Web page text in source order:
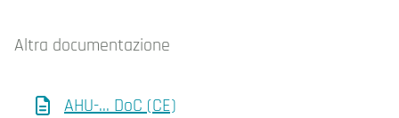
Altra documentazione
AHU-... DoC (CE)